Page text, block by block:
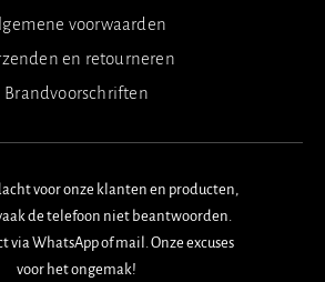
voorwaarden
en retourneren
Brandvoorschriften
voor onze klanten en producten,
de telefoon niet beantwoorden.
via WhatsApp of mail. Onze excuses
voor het ongemak!